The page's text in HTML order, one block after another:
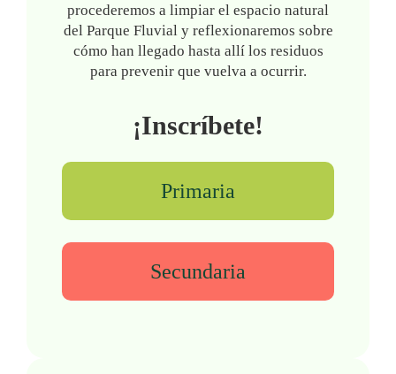
procederemos a limpiar el espacio natural
del Parque Fluvial y reflexionaremos sobre
cómo han llegado hasta allí los residuos
para prevenir que vuelva a ocurrir.
¡Inscríbete!
Primaria
Secundaria